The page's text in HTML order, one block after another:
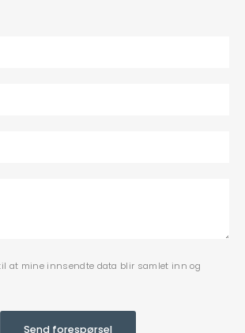
at mine innsendte data blir samlet inn og
Send forespørsel